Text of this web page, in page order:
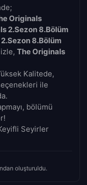
Originals
2.Sezon 8.Bölüm
8.Bölüm
izle, The Originals
Kalitede,
ile
bölümü
Seyirler
oluşturuldu.